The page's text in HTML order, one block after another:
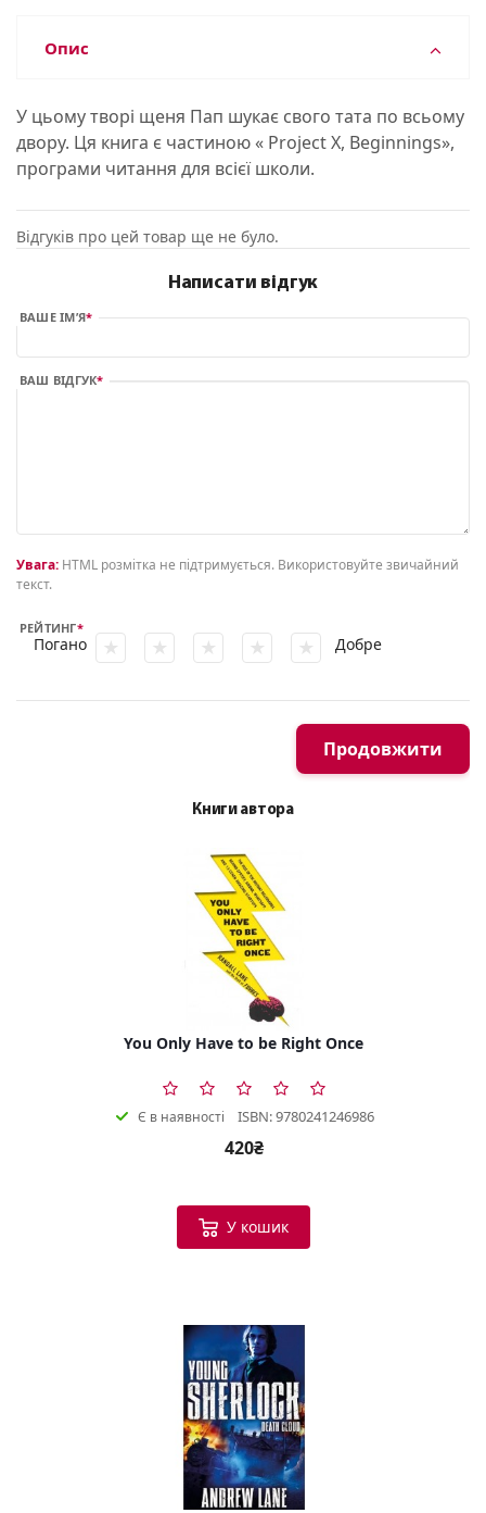
Опис
У цьому творі щеня Пап шукає свого тата по всьому
двору. Ця книга є частиною « Project X, Beginnings»,
програми читання для всієї школи.
Відгуків про цей товар ще не було.
Написати відгук
ВАШЕ ІМ’Я
ВАШ ВІДГУК
Увага: HTML розмітка не підтримується. Використовуйте звичайний
текст.
РЕЙТИНГ
Погано Добре
Продовжити
Книги автора
You Only Have to be Right Once
Є в наявності ISBN: 9780241246986
420₴
У кошик